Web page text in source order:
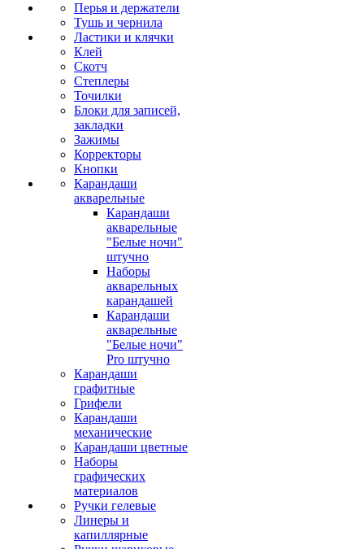
Перья и держатели
Тушь и чернила
Ластики и клячки
Клей
Скотч
Степлеры
Точилки
Блоки для записей,
закладки
Зажимы
Корректоры
Кнопки
Карандаши
акварельные
Карандаши
акварельные
"Белые ночи"
штучно
Наборы
акварельных
карандашей
Карандаши
акварельные
"Белые ночи"
Pro штучно
Карандаши
графитные
Грифели
Карандаши
механические
Карандаши цветные
Наборы
графических
материалов
Ручки гелевые
Линеры и
капиллярные